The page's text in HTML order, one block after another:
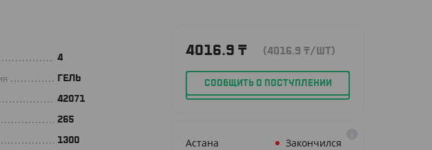
4016.9 ₸ (4016.9 ₸/ШТ)
СООБЩИТЬ О ПОСТУПЛЕНИИ
Астана
Закончился
4
ГЕЛЬ
42071
265
1300